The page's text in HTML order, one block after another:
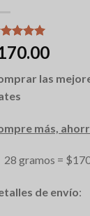
5.00
a
clientes
las
más,
28 gramos =
de envío: